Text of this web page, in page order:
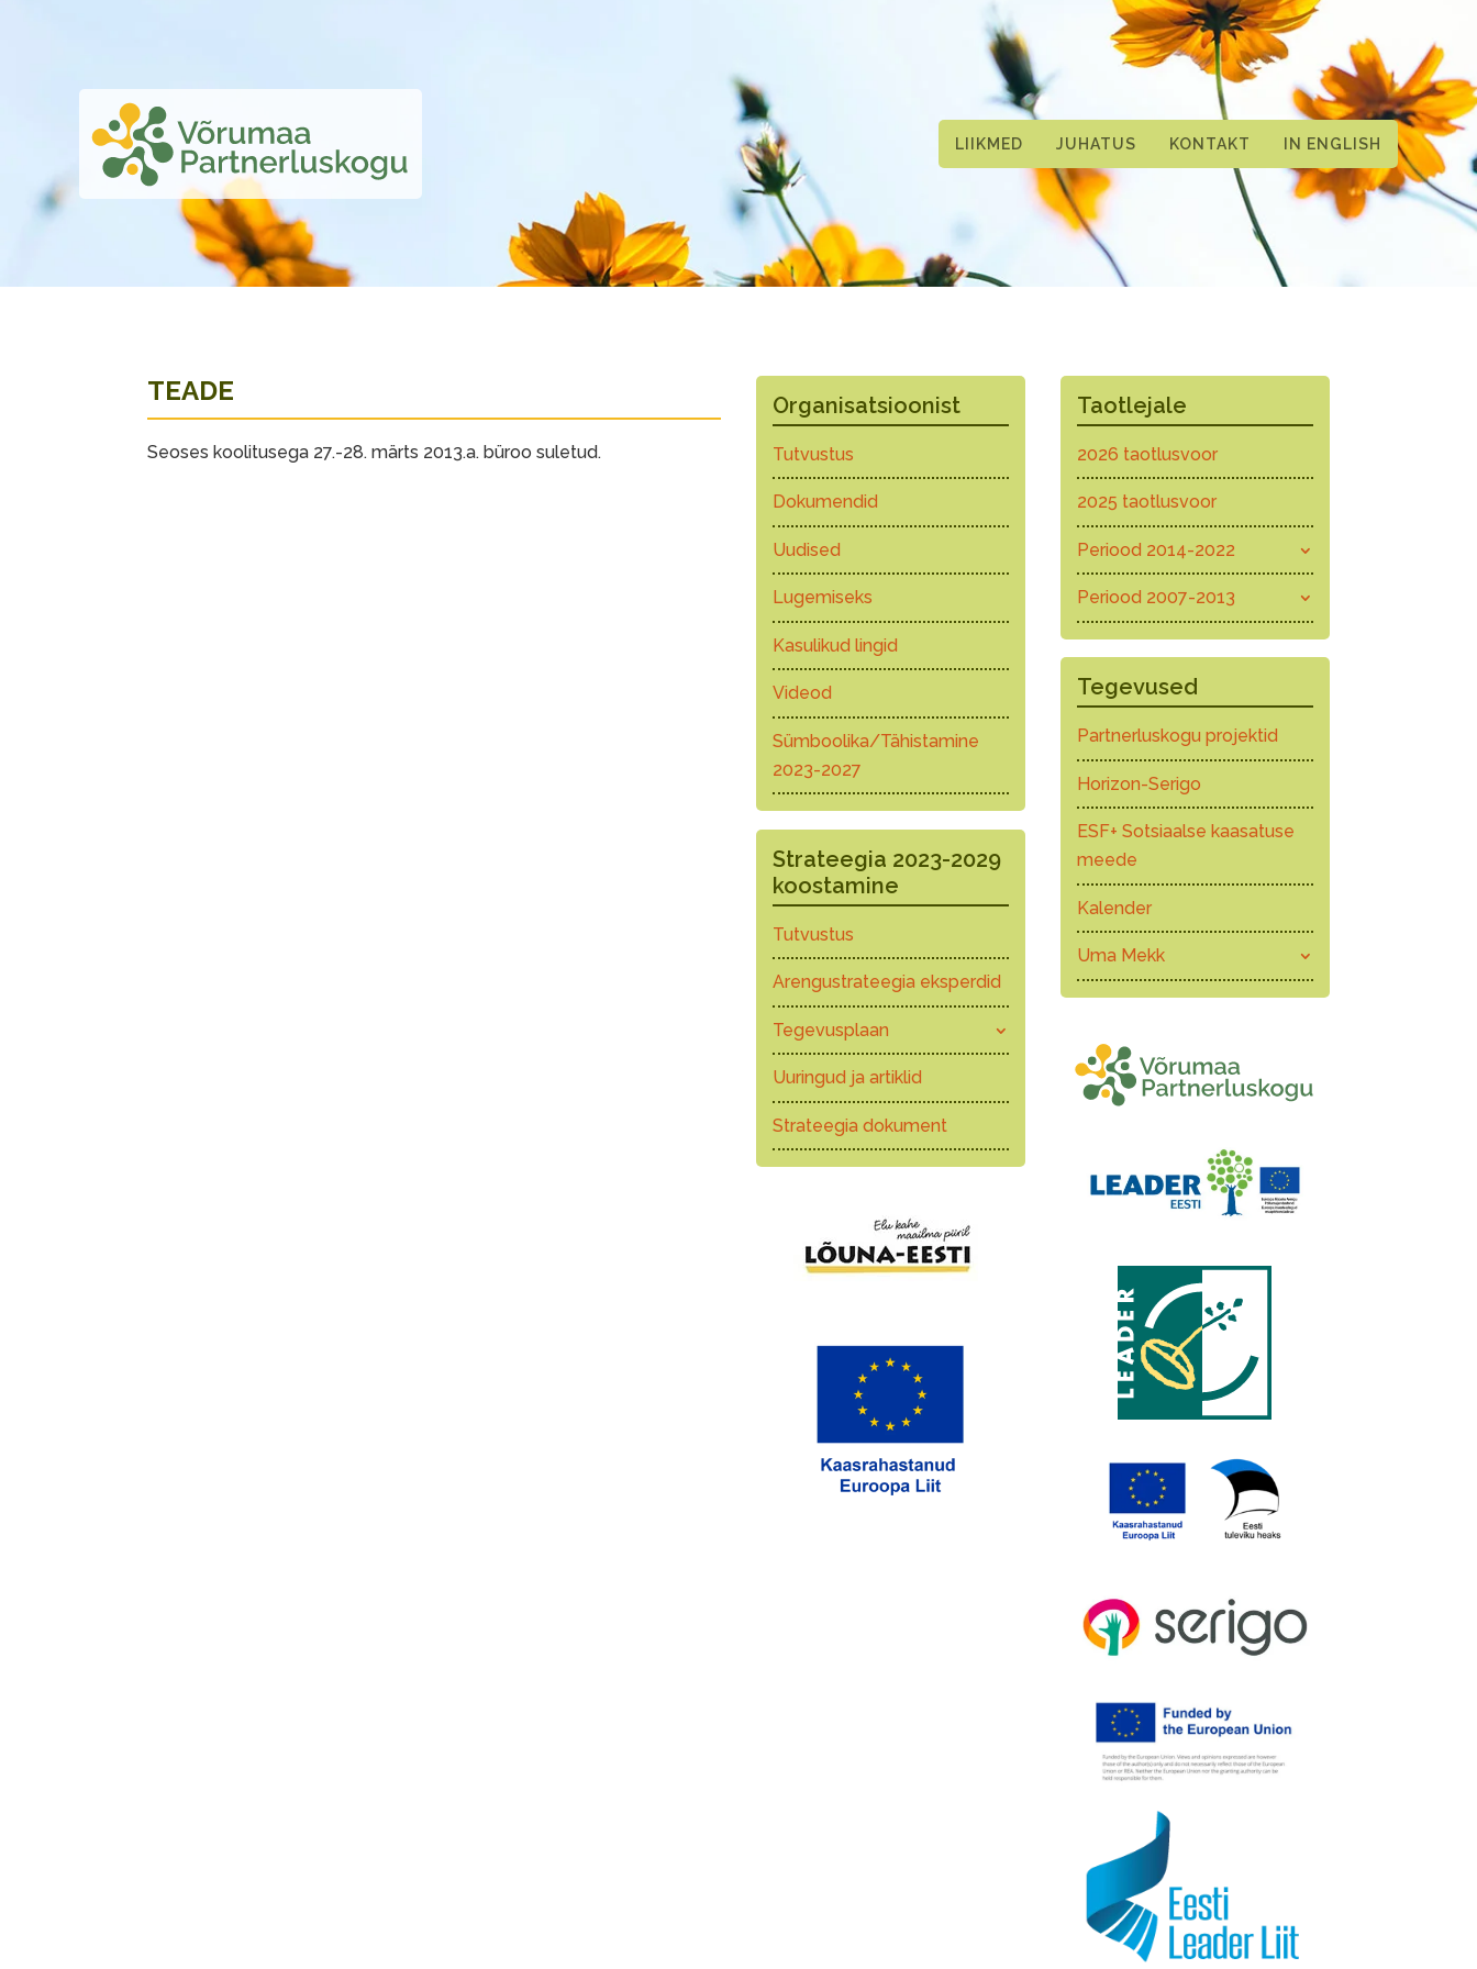
LIIKMED JUHATUS KONTAKT IN ENGLISH
TEADE
Seoses koolitusega 27.-28. märts 2013.a. büroo suletud.
Organisatsioonist
Tutvustus
Dokumendid
Uudised
Lugemiseks
Kasulikud lingid
Videod
Sümboolika/Tähistamine
2023-2027
Strateegia 2023-2029
koostamine
Tutvustus
Arengustrateegia eksperdid
Tegevusplaan
Uuringud ja artiklid
Strateegia dokument
Taotlejale
2026 taotlusvoor
2025 taotlusvoor
Periood 2014-2022
Periood 2007-2013
Tegevused
Partnerluskogu projektid
Horizon-Serigo
ESF+ Sotsiaalse kaasatuse
meede
Kalender
Uma Mekk